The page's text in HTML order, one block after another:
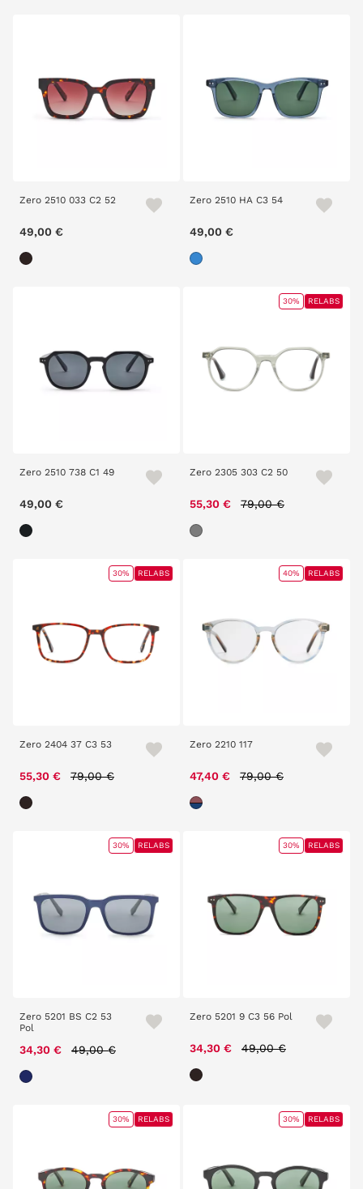
Zero 2510 033 C2 52
49,00 €
Zero 2510 HA C3 54
49,00 €
Zero 2510 738 C1 49
49,00 €
Zero 2305 303 C2 50
55,30 € Price reduced from
79,00 €
30% RELABS
Zero 2404 37 C3 53
55,30 € Price reduced from
79,00 €
30% RELABS
Zero 2210 117
47,40 € Price reduced from
79,00 €
40% RELABS
Zero 5201 BS C2 53
Pol
34,30 € Price reduced from
49,00 €
30% RELABS
Zero 5201 9 C3 56 Pol
34,30 € Price reduced from
49,00 €
30% RELABS
30% RELABS 30% RELABS